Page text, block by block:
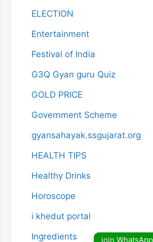
ELECTION
Entertainment
Festival of India
G3Q Gyan guru Quiz
GOLD PRICE
Government Scheme
gyansahayak.ssgujarat.org
HEALTH TIPS
Healthy Drinks
Horoscope
i khedut portal
Ingredients